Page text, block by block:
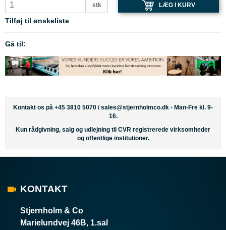
stk LÆG I KURV
Tilføj til ønskeliste
Gå til:
Kontakt os på +45 3810 5070 /sales@stjernholmco.dk - Man-Fre kl. 9-
16.
Kun rådgivning, salg og udlejning til CVR registrerede virksomheder
og offentlige institutioner.
KONTAKT
Stjernholm & Co
Marielundvej 46B, 1.sal